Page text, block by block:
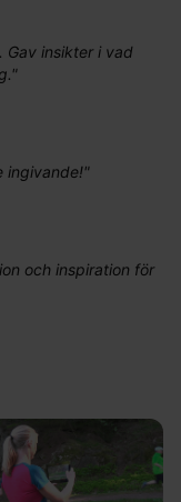
Gav insikter i vad
"
ingivande!"
och inspiration för